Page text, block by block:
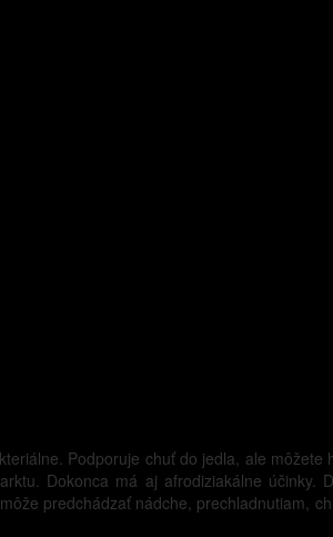
Podporuje chuť do jedla, ale
Dokonca má aj afrodiziakálne
predchádzať nádche, prechladnutiam,